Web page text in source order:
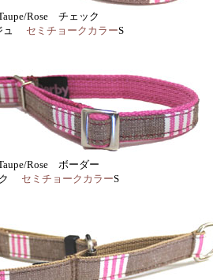
Rose チェック
ュ
セミチョークカラーS
Rose ボーダー
セミチョークカラーS